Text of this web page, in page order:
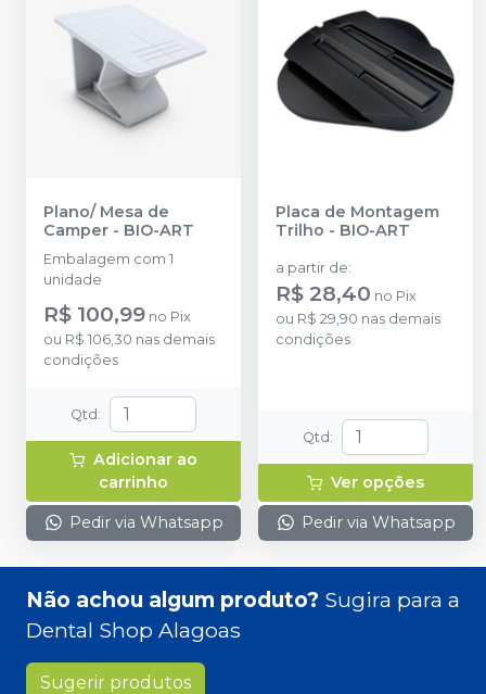
Plano/ Mesa de
Camper - BIO-ART
Embalagem com 1
unidade
R$ 100,99 no Pix
ou R$ 106,30 nas demais
condições
Qtd :
Adicionar ao
carrinho
Pedir via Whatsapp
Placa de Montagem
Trilho - BIO-ART
a partir de:
R$ 28,40 no Pix
ou R$ 29,90 nas demais
condições
Qtd :
Ver opções
Pedir via Whatsapp
Não achou algum produto? Sugira para a
Dental Shop Alagoas
Sugerir produtos